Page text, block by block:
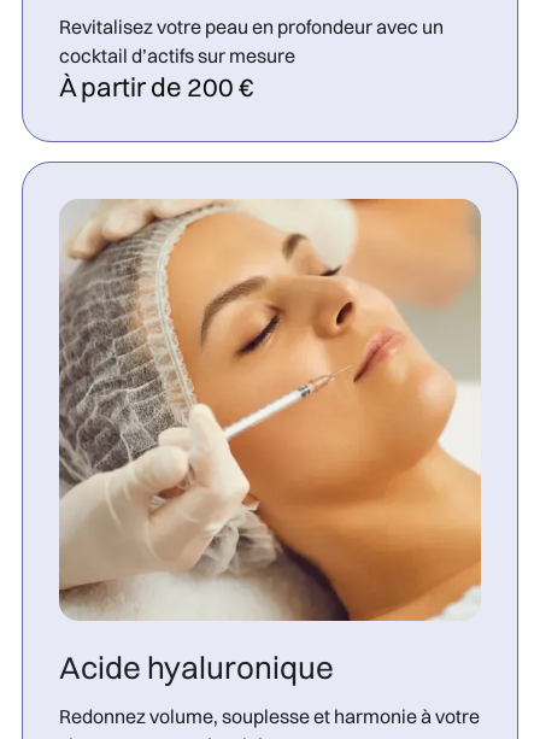
Revitalisez votre peau en profondeur avec un
cocktail d’actifs sur mesure
À partir de 200 €
Acide hyaluronique
Redonnez volume, souplesse et harmonie à votre